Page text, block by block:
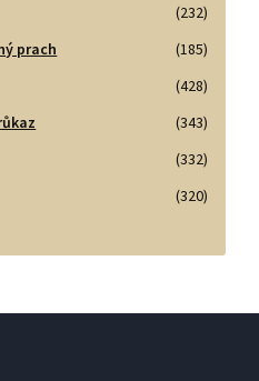
(232)
prach
(185)
(428)
(343)
(332)
(320)